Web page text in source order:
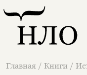
Главная / Книги /